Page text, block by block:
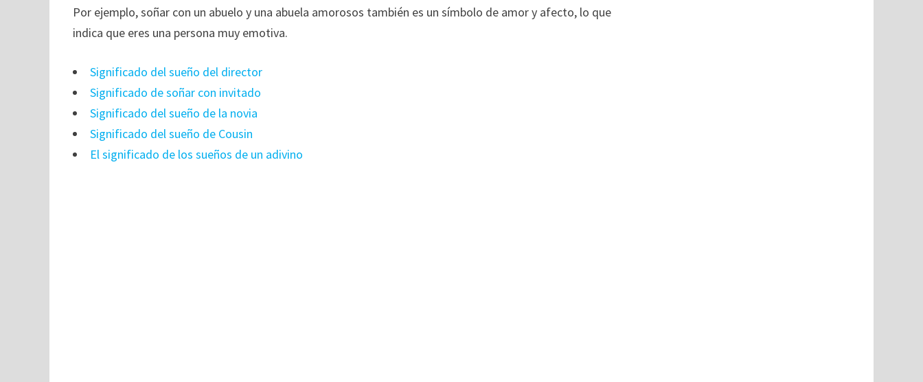
Por ejemplo, soñar con un abuelo y una abuela amorosos también es un símbolo de amor y afecto, lo que
indica que eres una persona muy emotiva.
Significado del sueño del director
Significado de soñar con invitado
Significado del sueño de la novia
Significado del sueño de Cousin
El significado de los sueños de un adivino